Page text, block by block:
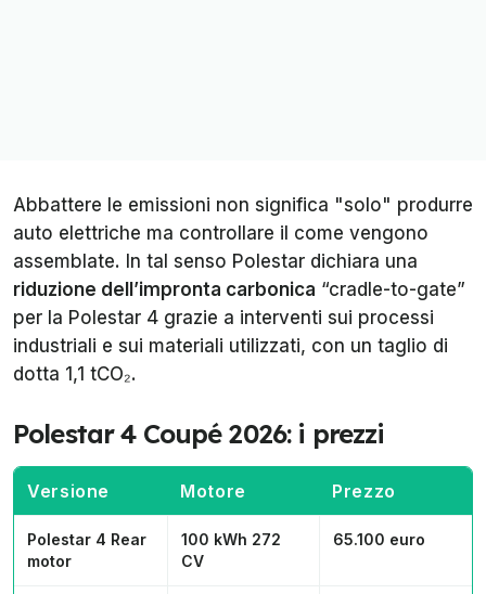
Abbattere le emissioni non significa "solo" produrre
auto elettriche ma controllare il come vengono
assemblate. In tal senso Polestar dichiara una
riduzione dell’impronta carbonica “cradle-to-gate”
per la Polestar 4 grazie a interventi sui processi
industriali e sui materiali utilizzati, con un taglio di
dotta 1,1 tCO₂.
Polestar 4 Coupé 2026: i prezzi
Versione Motore Prezzo
Polestar 4 Rear
motor
100 kWh 272
CV
65.100 euro